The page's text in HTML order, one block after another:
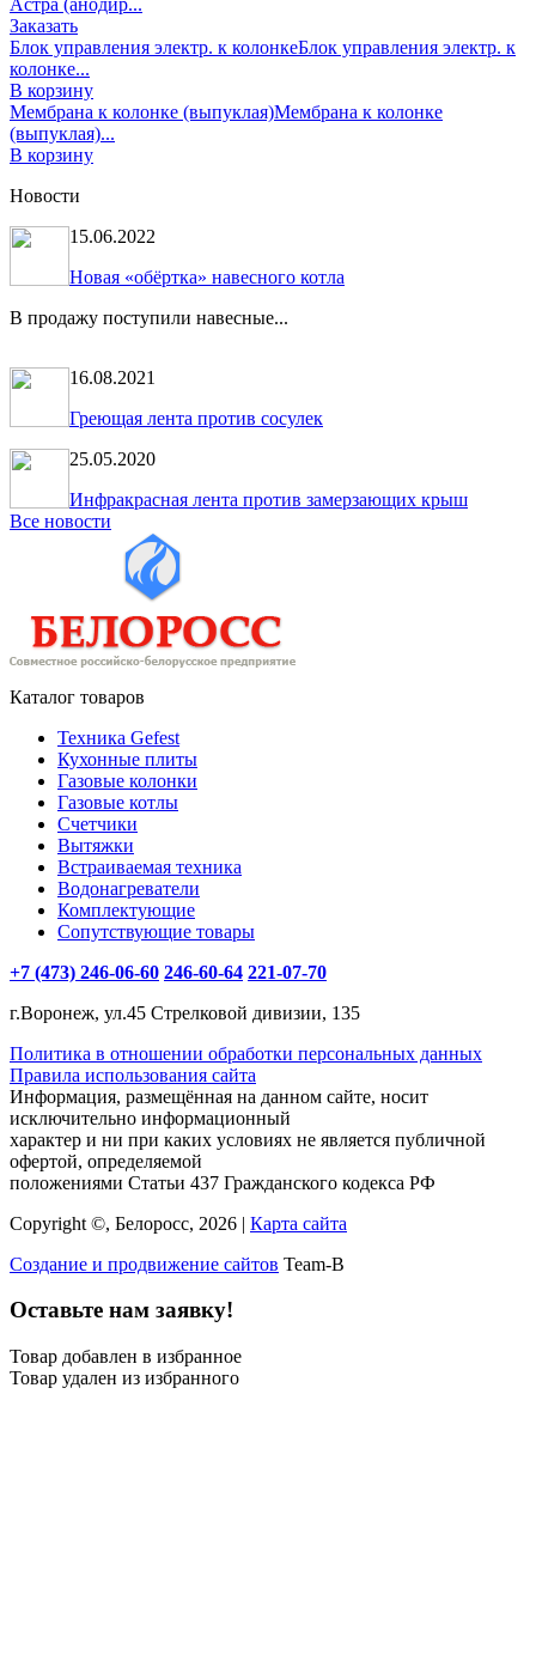
Заказать
Блок управления электр. к колонкеБлок управления электр. к
колонке...
В корзину
Мембрана к колонке (выпуклая)Мембрана к колонке
(выпуклая)...
В корзину
Новости
15.06.2022
Новая «обёртка» навесного котла
В продажу поступили навесные...
16.08.2021
Греющая лента против сосулек
25.05.2020
Инфракрасная лента против замерзающих крыш
Все новости
Каталог товаров
Техника Gefest
Кухонные плиты
Газовые колонки
Газовые котлы
Счетчики
Вытяжки
Встраиваемая техника
Водонагреватели
Комплектующие
Сопутствующие товары
+7 (473) 246-06-60 246-60-64 221-07-70
г.Воронеж, ул.45 Стрелковой дивизии, 135
Политика в отношении обработки персональных данных
Правила использования сайта
Информация, размещённая на данном сайте, носит
исключительно информационный
характер и ни при каких условиях не является публичной
офертой, определяемой
положениями Статьи 437 Гражданского кодекса РФ
Copyright ©, Белоросс, 2026 | Карта сайта
Создание и продвижение сайтов Team-B
Оставьте нам заявку!
Товар добавлен в избранное
Товар удален из избранного